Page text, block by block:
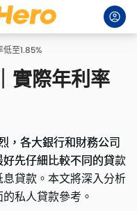
至1.85%
實際年利率
，各大銀行和財務公司
先仔細比較不同的貸款
貸款。本文將深入分析
私人貸款參考。
，各大銀行和財務公司
先仔細比較不同的貸款
貸款。本文將深入分析
私人貸款參考。